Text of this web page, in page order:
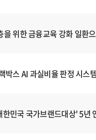
위한 금융교육 강화 일환
박스 AI 과실비율 판정 시스
민국 국가브랜드대상' 5년